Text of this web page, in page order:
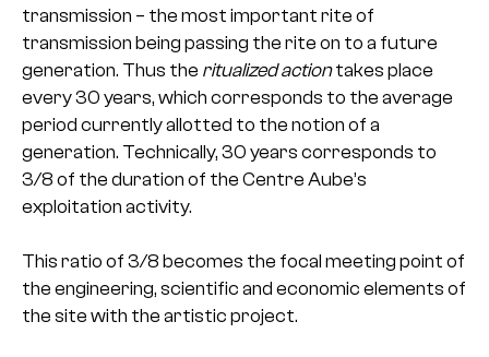
transmission – the most important rite of
transmission being passing the rite on to a future
generation. Thus the ritualized actiontakes place
every 30 years, which corresponds to the average
period currently allotted to the notion of a
generation. Technically, 30 years corresponds to
3/8 of the duration of the Centre Aube’s
exploitation activity.
This ratio of 3/8 becomes the focal meeting point of
the engineering, scientific and economic elements of
the site with the artistic project.